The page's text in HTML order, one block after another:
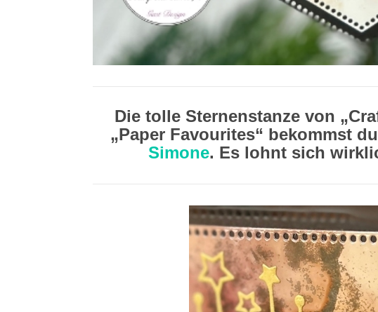
Die tolle Sternenstanze von
„Paper Favourites“ bekommst
Simone. Es lohnt sich